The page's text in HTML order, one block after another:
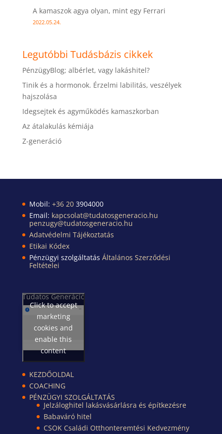
A kamaszok agya olyan, mint egy Ferrari
2022.05.24.
Legutóbbi Tudásbázis cikkek
PénzügyBlog; albérlet, vagy lakáshitel?
Tinik és a hormonok. Érzelmi labilitás, veszélyek
hajszolása
Idegsejtek és agyműködés kamaszkorban
Az átalakulás kémiája
Z-generáció
Mobil: +36 20 3904000
Email: kapcsolat@tudatosgeneracio.hu
penzugy@tudatosgeneracio.hu
Adatvédelmi Tájékoztatás
Etikai Kódex
Pénzügyi szolgáltatás Általános Szerződési
Feltételei
Tudatos Generáció
Click to accept
marketing
cookies and
enable this
content
KEZDŐOLDAL
COACHING
PÉNZÜGYI SZOLGÁLTATÁS
Jelzáloghitel lakásvásárlásra és építkezésre
Babaváró hitel
CSOK Családi Otthonteremtési Kedvezmény